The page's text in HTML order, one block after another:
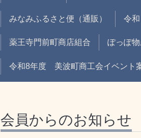
みなみふるさと便（通販） 令
薬王寺門前町商店組合 ぽっぽ
令和8年度 美波町商工会イベント
会員からのお知らせ